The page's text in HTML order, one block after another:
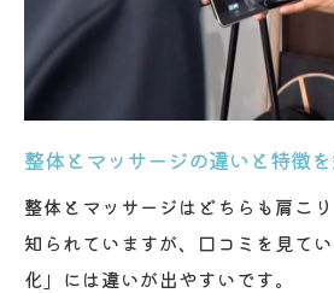
揉みほぐしと指圧の限
整体が身体機能に与え
体質改善に整体が選ばれ
整体が姿勢や柔軟性に与える
整体で姿勢改善に期待
柔軟性向上に整体施術
整体とマッサージの違いと特徴
整体とマッサージはどちらも肩こ
知られていますが、口コミを見て
化」には違いが出やすいです。